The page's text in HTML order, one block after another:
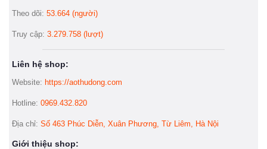
Theo dõi: 53.664 (người)
Truy cập: 3.279.758 (lượt)
Liên hệ shop:
Website: https://aothudong.com
Hotline: 0969.432.820
Địa chỉ: Số 463 Phúc Diễn, Xuân Phương, Từ Liêm, Hà Nội
Giới thiệu shop: